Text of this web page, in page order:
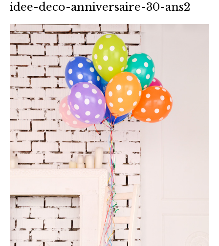
idee-deco-anniversaire-30-ans2